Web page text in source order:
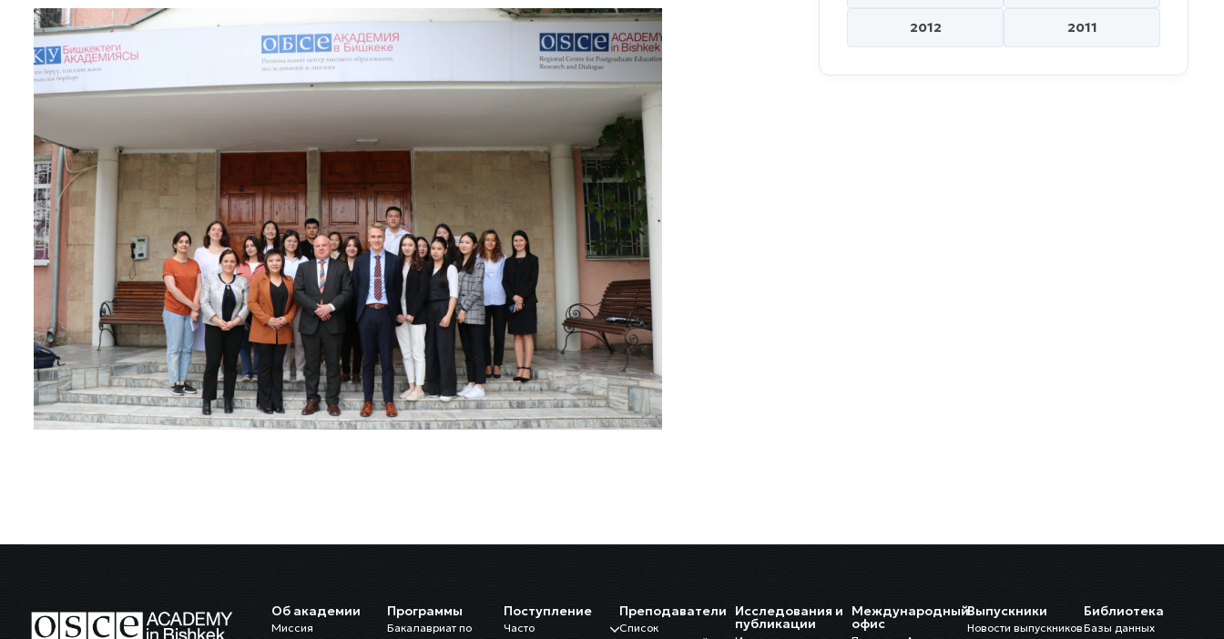
2012 2011
Об академии
Миссия
Программы
Бакалавриат по
Поступление
Часто
Преподаватели
Список
Исследования и
публикации
Международный
офис
Выпускники
Новости выпускников
Библиотека
Базы данных